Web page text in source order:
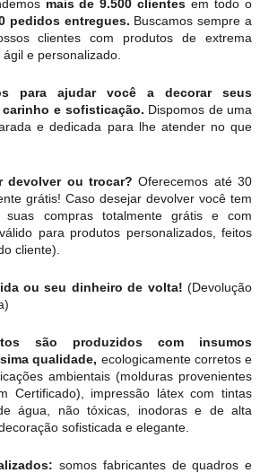
mais de 9.500 clientes em todo o
pedidos entregues. Buscamos sempre a
clientes com produtos de extrema
e personalizado.
para ajudar você a decorar seus
e sofisticação. Dispomos de uma
e dedicada para lhe atender no que
devolver ou trocar?Oferecemos até 30
grátis! Caso desejar devolver você tem
compras totalmente grátis e com
para produtos personalizados, feitos
cliente).
ou seu dinheiro de volta!(Devolução
são produzidos com insumos
qualidade, ecologicamente corretos e
ambientais (molduras provenientes
Certificado), impressão látex com tintas
água, não tóxicas, inodoras e de alta
sofisticada e elegante.
somos fabricantes de quadros e